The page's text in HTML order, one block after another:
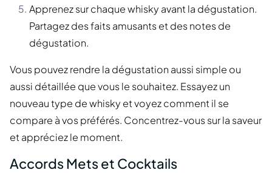
Apprenez sur chaque whisky avant la dégustation.
Partagez des faits amusants et des notes de
dégustation.
Vous pouvez rendre la dégustation aussi simple ou
aussi détaillée que vous le souhaitez. Essayez un
nouveau type de whisky et voyez comment il se
compare à vos préférés. Concentrez-vous sur la saveur
et appréciez le moment.
Accords Mets et Cocktails